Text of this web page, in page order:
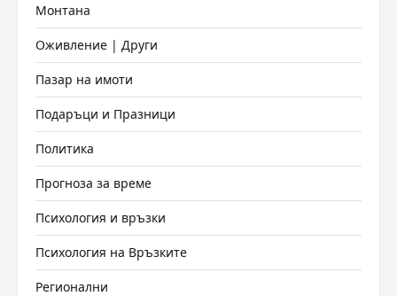
Монтана
Оживление | Други
Пазар на имоти
Подаръци и Празници
Политика
Прогноза за време
Психология и връзки
Психология на Връзките
Регионални